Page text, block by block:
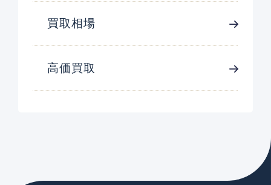
買取相場
高価買取